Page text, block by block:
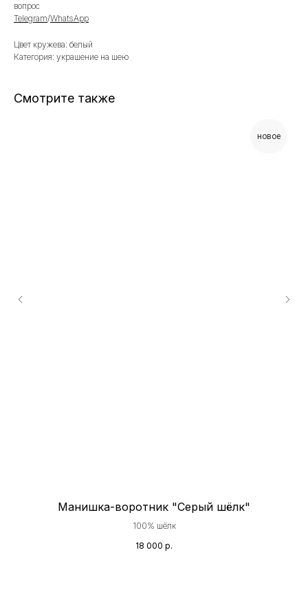
вопрос
Telegram/WhatsApp
Цвет кружева: белый
Категория: украшение на шею
Смотрите также
новое
Манишка-воротник "Серый шёлк"
100% шёлк
18 000 р.